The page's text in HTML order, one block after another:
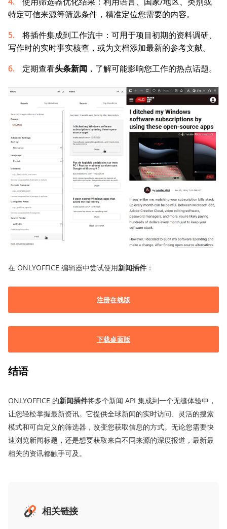
特定可信来源等筛选条件，精准定位您需要的内容。
将插件集成到工作流中：可用于项目初期的资料调研、
写作时的实时事实核查，或为文档添加最新的参考文献。
定期查看头条新闻 ，了解可能影响您工作的热点话题。
在 ONLYOFFICE 编辑器中尝试使用新闻插件 ：
注册在线版
下载桌面版
结语
ONLYOFFICE 的新闻插件将多个新闻 API 集成到一个无缝体验中，
让您轻松掌握最新资讯。它提供全球新闻的实时访问、灵活的搜索
模式和可自定义的筛选器，改变您获取信息的方式。无论您需要快
速浏览新闻标题，还是想要获取来自不同来源的深度报道，最新最
相关的资讯都触手可及。
相关链接